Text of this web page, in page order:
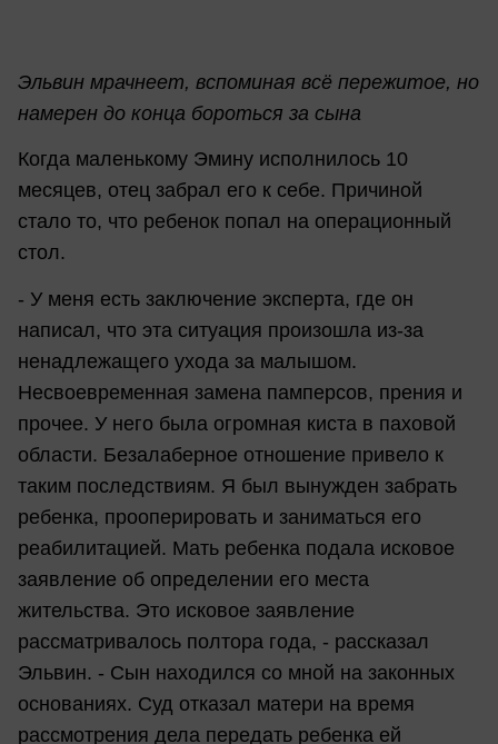
Эльвин мрачнеет, вспоминая всё пережитое, но
намерен до конца бороться за сына
Когда маленькому Эмину исполнилось 10
месяцев, отец забрал его к себе. Причиной
стало то, что ребенок попал на операционный
стол.
- У меня есть заключение эксперта, где он
написал, что эта ситуация произошла из-за
ненадлежащего ухода за малышом.
Несвоевременная замена памперсов, прения и
прочее. У него была огромная киста в паховой
области. Безалаберное отношение привело к
таким последствиям. Я был вынужден забрать
ребенка, прооперировать и заниматься его
реабилитацией. Мать ребенка подала исковое
заявление об определении его места
жительства. Это исковое заявление
рассматривалось полтора года, - рассказал
Эльвин. - Сын находился со мной на законных
основаниях. Суд отказал матери на время
рассмотрения дела передать ребенка ей